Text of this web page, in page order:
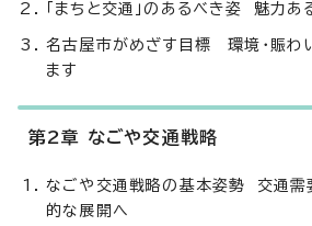
「まちと交通」のあるべき姿 魅力あ
名古屋市がめざす目標 環境・賑わ
ます
第2章 なごや交通戦略
なごや交通戦略の基本姿勢 交通需
的な展開へ